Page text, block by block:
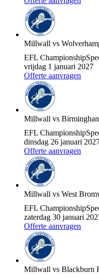
Millwall vs
EFL Championship
vrijdag 1 januari 2027
Offerte aanvragen
Millwall vs
EFL Championship
dinsdag 26 januari
Offerte aanvragen
Millwall vs West
EFL Championship
zaterdag 30 januari
Offerte aanvragen
Millwall vs Blackburn